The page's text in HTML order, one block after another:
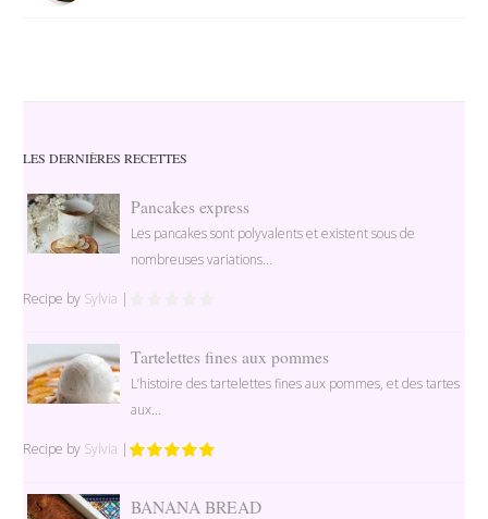
LES DERNIÈRES RECETTES
Pancakes express
Les pancakes sont polyvalents et existent sous de
nombreuses variations...
Recipe by Sylvia |
Tartelettes fines aux pommes
L’histoire des tartelettes fines aux pommes, et des tartes
aux...
Recipe by Sylvia |
BANANA BREAD